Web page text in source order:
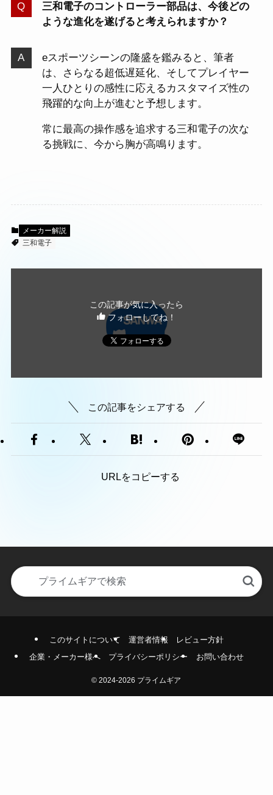
三和電子のコントローラー部品は、今後どの
ような進化を遂げると考えられますか？
eスポーツシーンの隆盛を鑑みると、筆者
は、さらなる超低遅延化、そしてプレイヤー
一人ひとりの感性に応えるカスタマイズ性の
飛躍的な向上が進むと予想します。
常に最高の操作感を追求する三和電子の次な
る挑戦に、今から胸が高鳴ります。
メーカー解説
三和電子
この記事が気に入ったら
フォローしてね！
この記事をシェアする
URLをコピーする
このサイトについて 運営者情報
レビュー方針
企業・メーカー様へ
プライバシーポリシー お問い合わせ
© 2024-2026 プライムギア